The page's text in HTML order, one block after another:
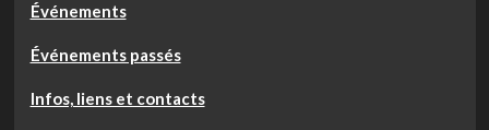
Événements
Événements passés
Infos, liens et contacts